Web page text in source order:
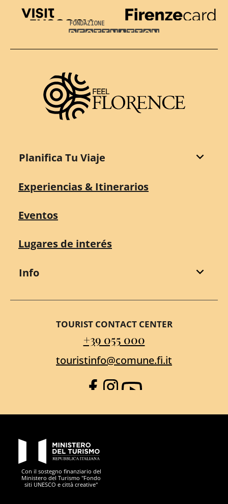
Visit Tuscany
Firenze Card
Destination Florence
Planifica Tu Viaje
Experiencias & Itinerarios
Eventos
Lugares de interés
Info
TOURIST CONTACT CENTER
+39 055 000
touristinfo@comune.fi.it
Facebook
Instagram
YouTube
Con il sostegno finanziario del
Ministero del Turismo "Fondo
siti UNESCO e città creative"